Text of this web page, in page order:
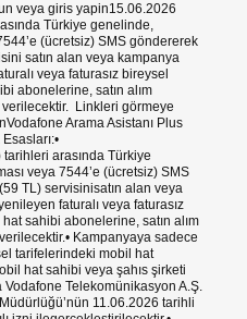
veya giris yapin15.06.2026
Türkiye genelinde,
(ücretsiz) SMS göndererek
satın alan veya kampanya
veya faturasız bireysel
abonelerine, satın alım
verilecektir. Linkleri görmeye
Arama Asistanı Plus
arasında Türkiye
veya 7544’e (ücretsiz) SMS
TL) servisinisatın alan veya
faturalı veya faturasız
sahibi abonelerine, satın alım
Kampanyaya sadece
tarifelerindeki mobil hat
hat sahibi veya şahıs şirketi
Vodafone Telekomünikasyon A.Ş.
11.06.2026 tarihli